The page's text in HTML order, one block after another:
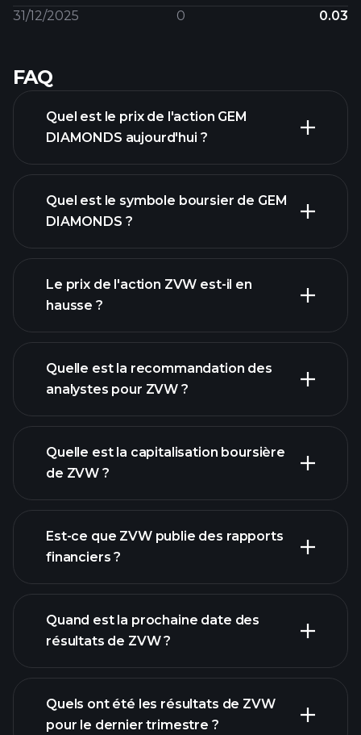
31/12/2025 0 0.03
FAQ
Quel est le prix de l'action GEM
DIAMONDS aujourd'hui ?
graphique avancé
Quel est le symbole boursier de GEM
DIAMONDS ?
Le prix de l'action ZVW est-il en
hausse ?
graphique de ZVW
Quelle est la recommandation des
analystes pour ZVW ?
Quelle est la capitalisation boursière
de ZVW ?
notre
liste d'actions
Est-ce que ZVW publie des rapports
financiers ?
finances de
ZVW
Quand est la prochaine date des
résultats de ZVW ?
Calendrier des résultats
Quels ont été les résultats de ZVW
pour le dernier trimestre ?